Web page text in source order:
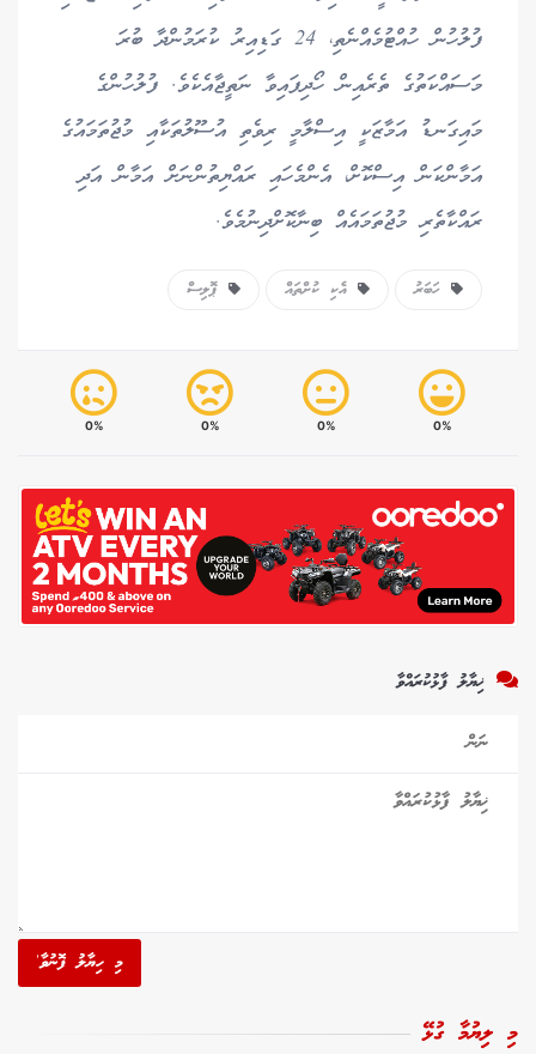
ފުލުހުން ހުއްޓުމެއްނެތި، 24 ގަޑިއިރު ކުރަމުންދާ ބުރަ
މަސައްކަތުގެ ތެރެއިން ހޯދިފައިވާ ނަތީޖާއެކެވެ. ފުލުހުންގެ
މައިގަނޑު އަމާޒަކީ އިސްލާމީ ރިވެތި އުސޫލުތަކާއި މުޖުތަމައުގެ
އަމާންކަން އިސްކޮށް، އެންމެހައި ރައްޔިތުންނަށް އަމާން އަދި
ރައްކާތެރި މުޖުތަމައެއް ބިނާކޮށްދިނުމެވެ.
ހަބަރު އެކި ކުށްތައް ޕޮލިސް
0%
0%
0%
0%
ޚިޔާލު ފާޅުކުރައްވާ
މި ހިޔާލު ފޮނުވާ'
މި ލިޔުމާ ގުޅޭ